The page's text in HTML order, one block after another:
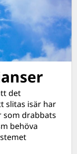
det
slitas isär har
som drabbats
behöva